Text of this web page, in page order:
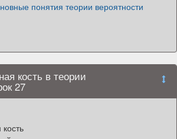
понятия теории вероятности
кость в теории
27